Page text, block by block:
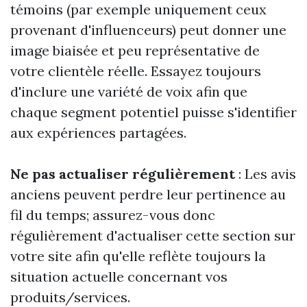
témoins (par exemple uniquement ceux
provenant d'influenceurs) peut donner une
image biaisée et peu représentative de
votre clientèle réelle. Essayez toujours
d'inclure une variété de voix afin que
chaque segment potentiel puisse s'identifier
aux expériences partagées.
Ne pas actualiser régulièrement: Les avis
anciens peuvent perdre leur pertinence au
fil du temps; assurez-vous donc
régulièrement d'actualiser cette section sur
votre site afin qu'elle reflète toujours la
situation actuelle concernant vos
produits/services.